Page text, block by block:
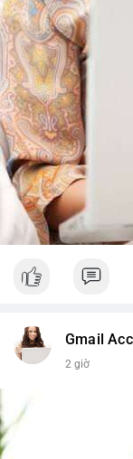
trước khi gia tăng vị
Xem chi tiết các
#whalealertbtc
Gmail
2 giờ